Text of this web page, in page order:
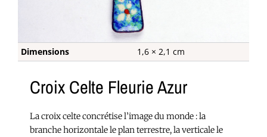
Dimensions 1,6 × 2,1 cm
Croix Celte Fleurie Azur
La croix celte concrétise l’image du monde : la
branche horizontale le plan terrestre, la verticale le